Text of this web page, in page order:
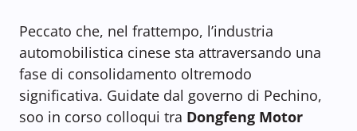
Peccato che, nel frattempo, l’industria
automobilistica cinese sta attraversando una
fase di consolidamento oltremodo
significativa. Guidate dal governo di Pechino,
soo in corso colloqui tra Dongfeng Motor